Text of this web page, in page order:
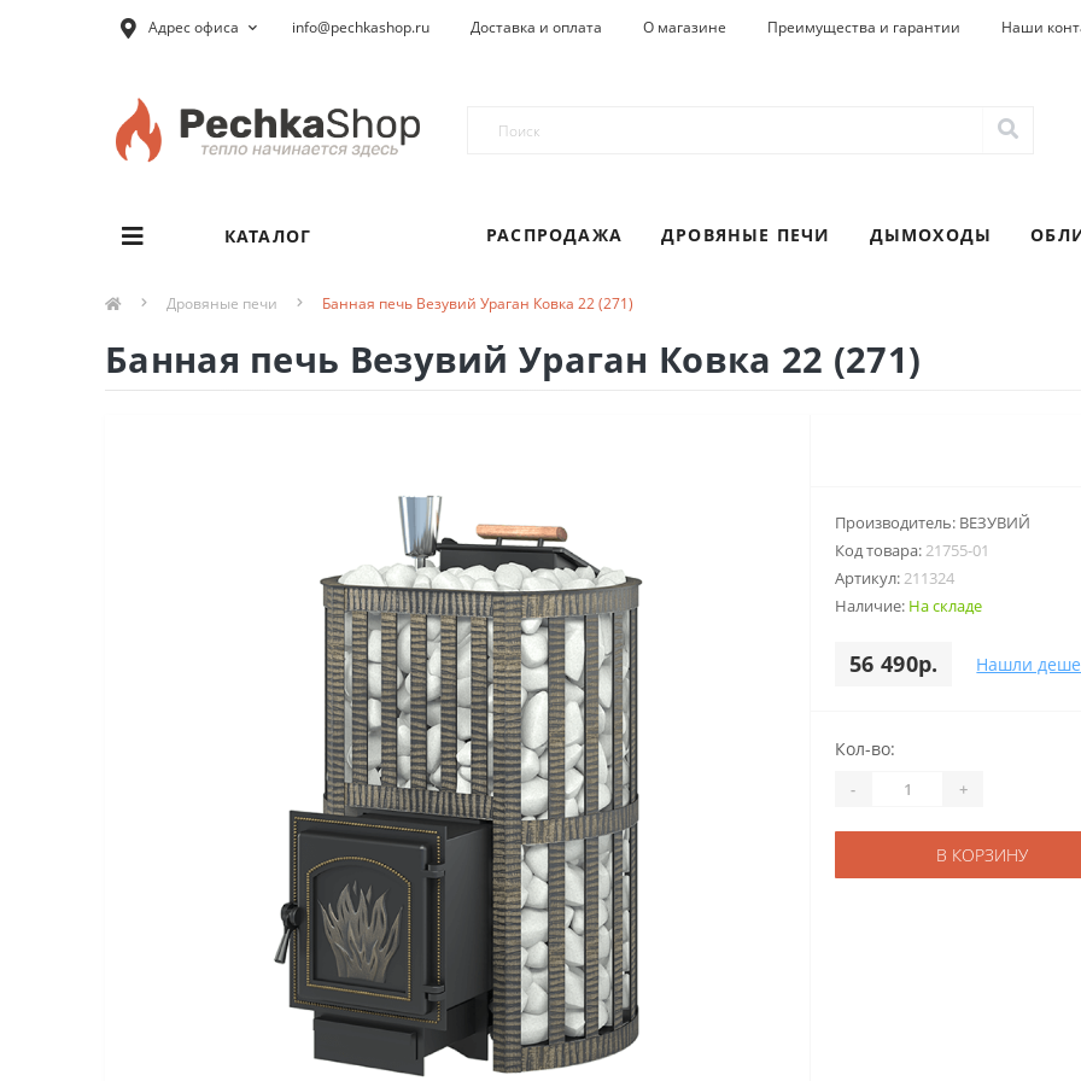
Адрес офиса info@pechkashop.ru Доставка и оплата О магазине Преимущества и гарантии Наши
КАТАЛОГ РАСПРОДАЖА ДРОВЯНЫЕ ПЕЧИ ДЫМОХОДЫ
Дровяные печи Банная печь Везувий Ураган Ковка 22 (271)
Банная печь Везувий Ураган Ковка 22 (271)
Производитель: ВЕЗУВИЙ
Код товара:21755-01
Артикул:211324
Наличие: На складе
56 490р. Нашли
Кол-во:
- +
В КОРЗИНУ